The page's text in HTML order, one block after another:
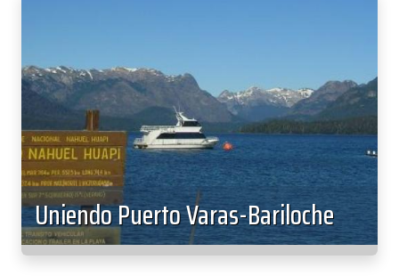
Uniendo Puerto Varas-Bariloche